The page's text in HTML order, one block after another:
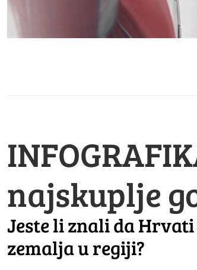
najskuplje
Jeste li znali da
zemalja u regiji?